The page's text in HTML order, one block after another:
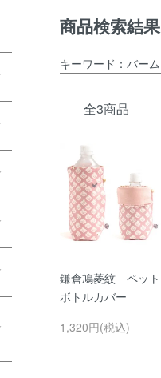
商品検索結果
キーワード：バーム
全3商品
鎌倉鳩菱紋 ペット
ボトルカバー
1,320円(税込)